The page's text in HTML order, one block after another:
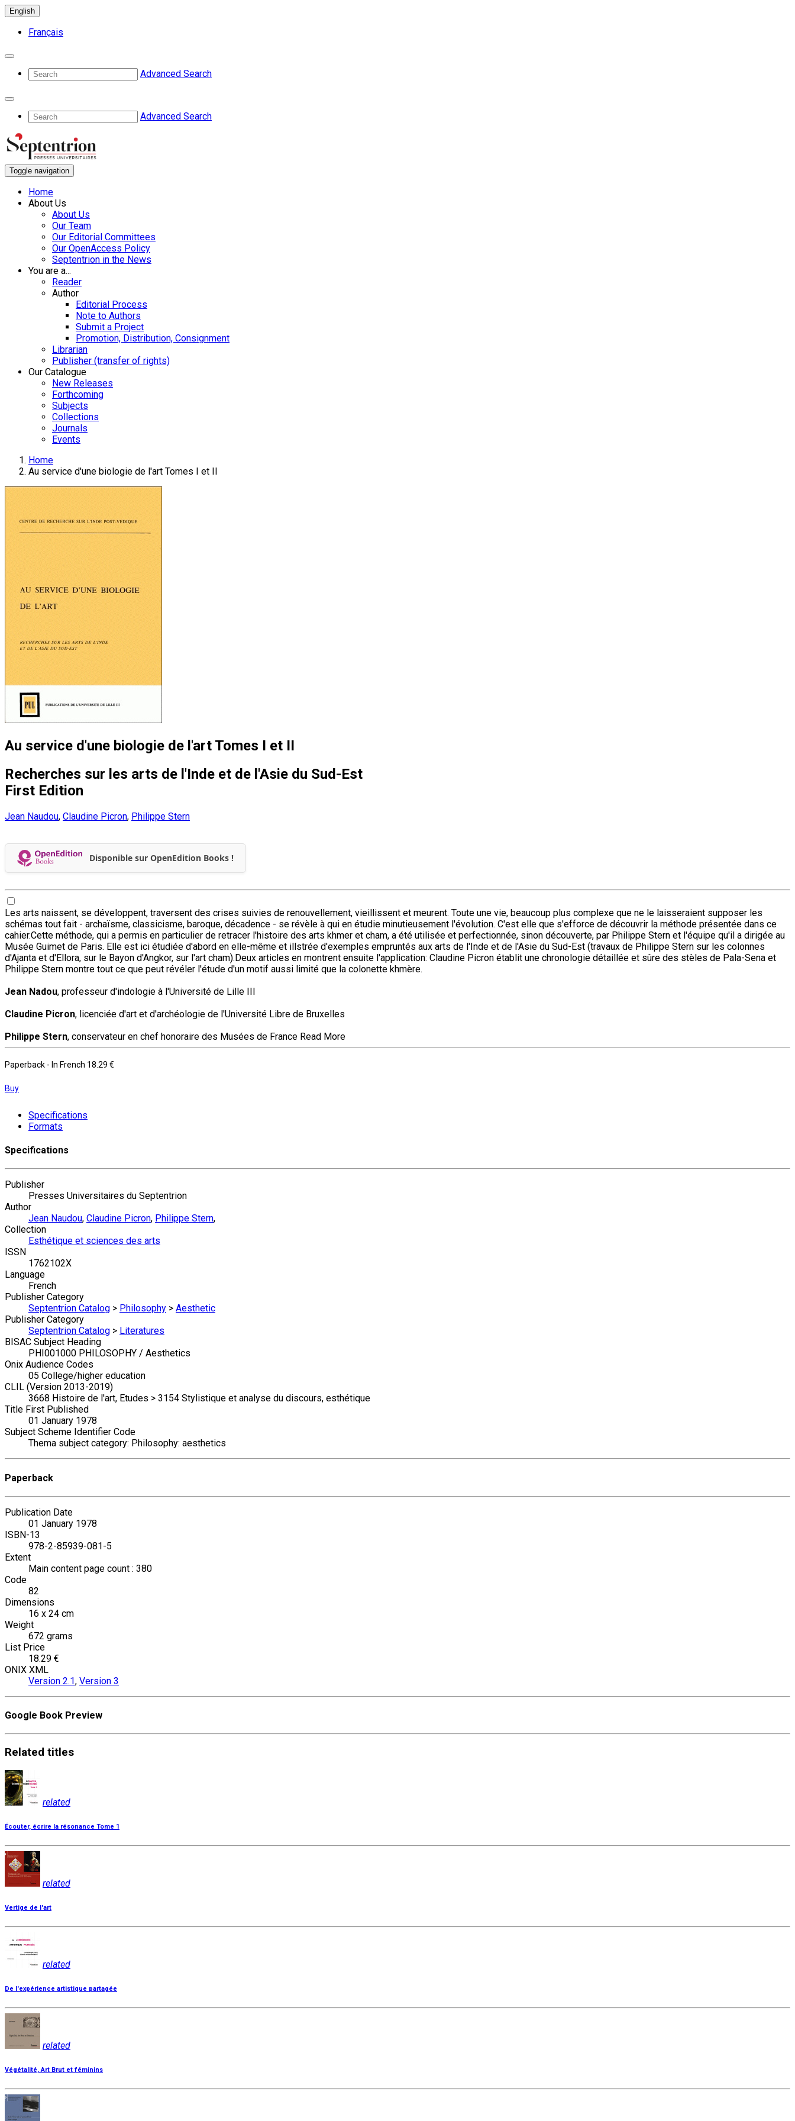
English
Français
Advanced Search
Advanced Search
Toggle navigation
Home
About Us
About Us
Our Team
Our Editorial Committees
Our OpenAccess Policy
Septentrion in the News
You are a...
Reader
Author
Editorial Process
Note to Authors
Submit a Project
Promotion, Distribution, Consignment
Librarian
Publisher (transfer of rights)
Our Catalogue
New Releases
Forthcoming
Subjects
Collections
Journals
Events
Home
Au service d'une biologie de l'art Tomes I et II
Au service d'une biologie de l'art Tomes I et II
Recherches sur les arts de l'Inde et de l'Asie du Sud-Est
First Edition
Jean Naudou, Claudine Picron, Philippe Stern
Disponible sur OpenEdition Books !
Les arts naissent, se développent, traversent des crises suivies de renouvellement, vieillissent et meurent. Toute une vie, beaucoup plus complexe que ne le laisseraient supposer les
schémas tout fait - archaïsme, classicisme, baroque, décadence - se révèle à qui en étudie minutieusement l'évolution. C'est elle que s'efforce de découvrir la méthode présentée dans ce
cahier.Cette méthode, qui a permis en particulier de retracer l'histoire des arts khmer et cham, a été utilisée et perfectionnée, sinon découverte, par Philippe Stern et l'équipe qu'il a dirigée au
Musée Guimet de Paris. Elle est ici étudiée d'abord en elle-même et illstrée d'exemples empruntés aux arts de l'Inde et de l'Asie du Sud-Est (travaux de Philippe Stern sur les colonnes
d'Ajanta et d'Ellora, sur le Bayon d'Angkor, sur l'art cham).Deux articles en montrent ensuite l'application: Claudine Picron établit une chronologie détaillée et sûre des stèles de Pala-Sena et
Philippe Stern montre tout ce que peut révéler l'étude d'un motif aussi limité que la colonette khmère.
Jean Nadou, professeur d'indologie à l'Université de Lille III
Claudine Picron, licenciée d'art et d'archéologie de l'Université Libre de Bruxelles
Philippe Stern, conservateur en chef honoraire des Musées de France Read More
Paperback - In French 18.29 €
Buy
Specifications
Formats
Specifications
Publisher
Presses Universitaires du Septentrion
Author
Jean Naudou, Claudine Picron, Philippe Stern,
Collection
Esthétique et sciences des arts
ISSN
1762102X
Language
French
Publisher Category
Septentrion Catalog > Philosophy > Aesthetic
Publisher Category
Septentrion Catalog > Literatures
BISAC Subject Heading
PHI001000 PHILOSOPHY / Aesthetics
Onix Audience Codes
05 College/higher education
CLIL (Version 2013-2019)
3668 Histoire de l'art, Etudes > 3154 Stylistique et analyse du discours, esthétique
Title First Published
01 January 1978
Subject Scheme Identifier Code
Thema subject category: Philosophy: aesthetics
Paperback
Publication Date
01 January 1978
ISBN-13
978-2-85939-081-5
Extent
Main content page count : 380
Code
82
Dimensions
16 x 24 cm
Weight
672 grams
List Price
18.29 €
ONIX XML
Version 2.1, Version 3
Google Book Preview
Related titles
related
Écouter, écrire la résonance Tome 1
related
Vertige de l'art
related
De l'expérience artistique partagée
related
Végétalité, Art Brut et féminins